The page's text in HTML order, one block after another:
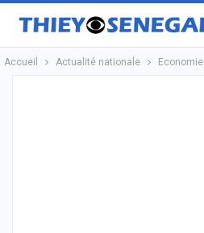
Accueil Actualité nationale Economie